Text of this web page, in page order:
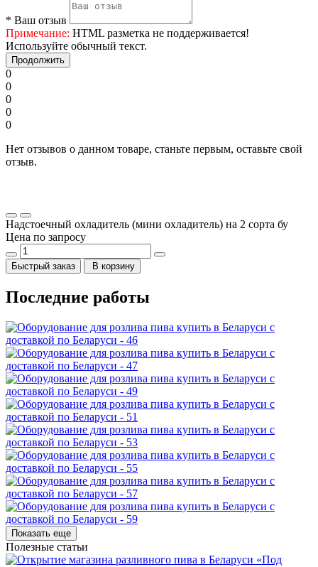
* Ваш отзыв
Примечание: HTML разметка не поддерживается!
Используйте обычный текст.
Продолжить
0
0
0
0
0
Нет отзывов о данном товаре, станьте первым, оставьте свой
отзыв.
Надстоечный охладитель (мини охладитель) на 2 сорта бу
Цена по запросу
Быстрый заказ В корзину
Последние работы
Показать еще
Полезные статьи